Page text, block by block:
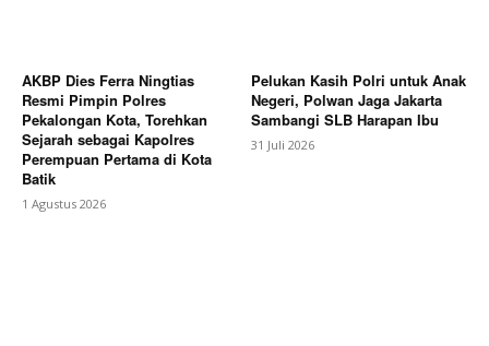
AKBP Dies Ferra Ningtias
Resmi Pimpin Polres
Pekalongan Kota, Torehkan
Sejarah sebagai Kapolres
Perempuan Pertama di Kota
Batik
1 Agustus 2026
Pelukan Kasih Polri untuk Anak
Negeri, Polwan Jaga Jakarta
Sambangi SLB Harapan Ibu
31 Juli 2026